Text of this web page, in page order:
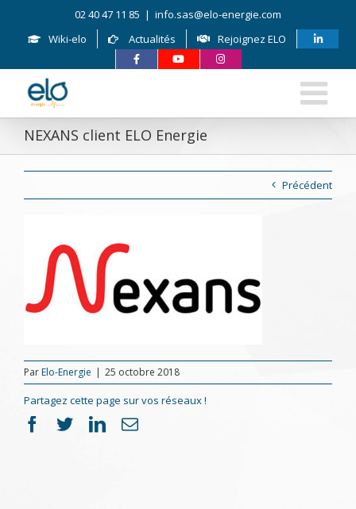
content
02 40 47 11 85 | info.sas@elo-energie.com
Wiki-elo
Actualités Rejoignez ELO
NEXANS client ELO Energie
Précédent
ParElo-Energie | 25 octobre 2018
Partagez cette page sur vos réseaux !
Facebook
TwitterLinkedIn
Email